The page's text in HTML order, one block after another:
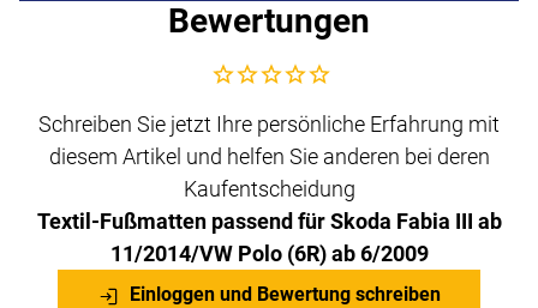
Bewertungen
Noch keine Bewertungen abgegeben
Schreiben Sie jetzt Ihre persönliche Erfahrung mit
diesem Artikel und helfen Sie anderen bei deren
Kaufentscheidung
Textil-Fußmatten passend für Skoda Fabia III ab
11/2014/VW Polo (6R) ab 6/2009
Einloggen und Bewertung schreiben